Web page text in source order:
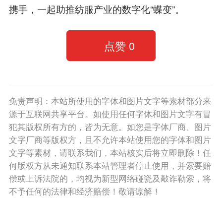
携手，一起助推纺服产业的数字化“蝶变”。
点赞 0
免责声明：本站所使用的字体和图片文字等素材部分来
源于互联网共享平台。如使用任何字体和图片文字有冒
犯其版权所有方的，皆为无意。如您是字体厂商、图片
文字厂商等版权方，且不允许本站使用您的字体和图片
文字等素材，请联系我们，本站核实后将立即删除！任
何版权方从未通知联系本站管理者停止使用，并索要赔
偿或上诉法院的，均视为新型网络碰瓷及敲诈勒索，将
不予任何的法律和经济赔偿！敬请谅解！